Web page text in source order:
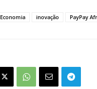
Economia inovação PayPay